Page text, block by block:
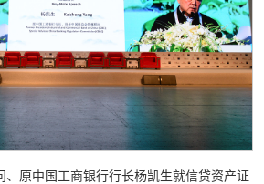
、原中国工商银行行长杨凯生就信贷资产证